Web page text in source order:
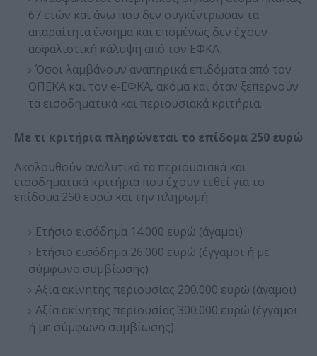
67 ετών και άνω που δεν συγκέντρωσαν τα
απαραίτητα ένσημα και επομένως δεν έχουν
ασφαλιστική κάλυψη από τον ΕΦΚΑ.
Όσοι λαμβάνουν αναπηρικά επιδόματα από τον
ΟΠΕΚΑ και τον e-ΕΦΚΑ, ακόμα και όταν ξεπερνούν
τα εισοδηματικά και περιουσιακά κριτήρια.
Με τι κριτήρια πληρώνεται το επίδομα 250 ευρώ
Ακολουθούν αναλυτικά τα περιουσιακά και
εισοδηματικά κριτήρια που έχουν τεθεί για το
επίδομα 250 ευρώ και την πληρωμή:
Ετήσιο εισόδημα 14.000 ευρώ (άγαμοι)
Ετήσιο εισόδημα 26.000 ευρώ (έγγαμοι ή με
σύμφωνο συμβίωσης)
Αξία ακίνητης περιουσίας 200.000 ευρώ (άγαμοι)
Αξία ακίνητης περιουσίας 300.000 ευρώ (έγγαμοι
ή με σύμφωνο συμβίωσης).